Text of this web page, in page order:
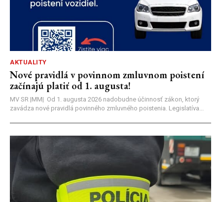
AKTUALITY
Nové pravidlá v povinnom zmluvnom poistení
začínajú platiť od 1. augusta!
MV SR |MM| Od 1. augusta 2026 nadobudne účinnosť zákon, ktorý
zavádza nové pravidlá povinného zmluvného poistenia. Legislatíva...